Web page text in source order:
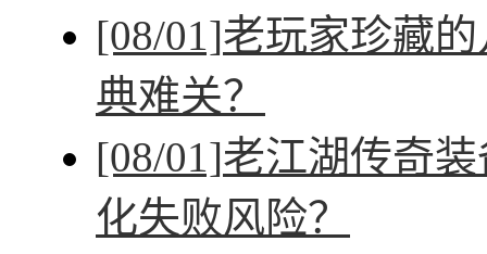
[08/01]老玩家珍藏
典难关？
[08/01]老江湖传奇
化失败风险？